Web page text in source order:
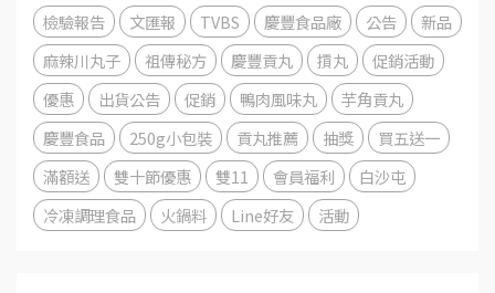
檢驗報告
文匯報 TVBS 慶豐食品廠 公告
新品
麻辣川丸子
祖傳秘方 慶豐貢丸 摃丸
促銷活動
優惠
出貨公告 促銷 鴨肉風味丸
芋角貢丸
慶豐食品
250g小包裝 貢丸推薦 抽獎
買五送一
滿額送
雙十節優惠 雙11 會員福利
白沙屯
冷凍調理食品
火鍋料 Line好友 活動